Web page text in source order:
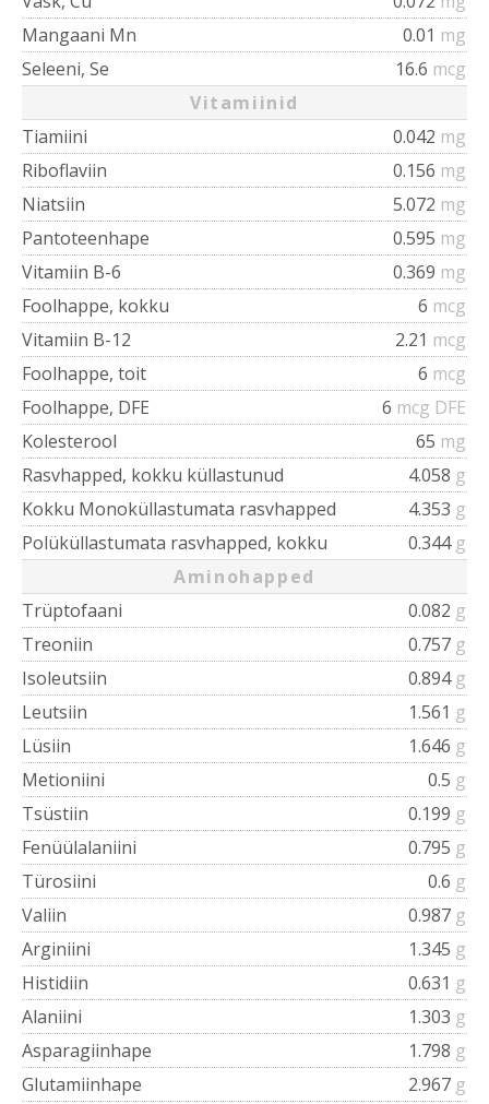
Mangaani Mn
0.01 mg
Seleeni, Se
16.6 mcg
Vitamiinid
Tiamiini
0.042 mg
Riboflaviin
0.156 mg
Niatsiin
5.072 mg
Pantoteenhape
0.595 mg
Vitamiin B-6
0.369 mg
Foolhappe, kokku
6 mcg
Vitamiin B-12
2.21 mcg
Foolhappe, toit
6 mcg
Foolhappe, DFE
6 mcg DFE
Kolesterool
65 mg
Rasvhapped, kokku küllastunud
4.058 g
Kokku Monoküllastumata rasvhapped
4.353 g
Polüküllastumata rasvhapped, kokku
0.344 g
Aminohapped
Trüptofaani
0.082 g
Treoniin
0.757 g
Isoleutsiin
0.894 g
Leutsiin
1.561 g
Lüsiin
1.646 g
Metioniini
0.5 g
Tsüstiin
0.199 g
Fenüülalaniini
0.795 g
Türosiini
0.6 g
Valiin
0.987 g
Arginiini
1.345 g
Histidiin
0.631 g
Alaniini
1.303 g
Asparagiinhape
1.798 g
Glutamiinhape
2.967 g